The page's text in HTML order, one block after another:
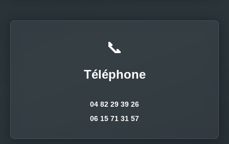
📞
Téléphone
04 82 29 39 26
06 15 71 31 57